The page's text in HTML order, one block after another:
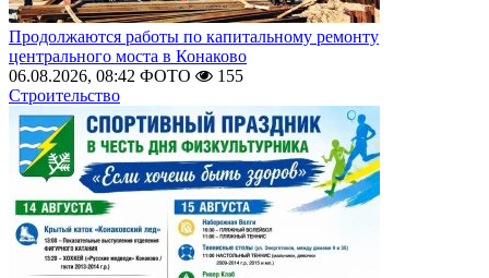
Продолжаются работы по капитальному ремонту
центрального моста в Конаково
06.08.2026, 08:42 ФОТО
155
Строительство